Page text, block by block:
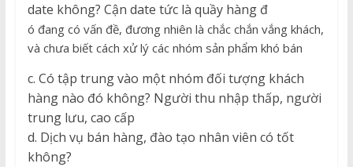
date không? Cận date tức là quầy hàng đ
ó đang có vấn đề, đương nhiên là chắc chắn vắng khách,
và chưa biết cách xử lý các nhóm sản phẩm khó bán
c. Có tập trung vào một nhóm đối tượng khách
hàng nào đó không? Người thu nhập thấp, người
trung lưu, cao cấp
d. Dịch vụ bán hàng, đào tạo nhân viên có tốt
không?